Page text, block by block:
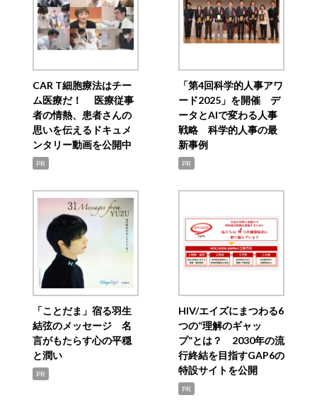
CAR T細胞療法はチー
ム医療だ！ 医療従事
者の情熱、患者さんの
思いを伝えるドキュメ
ンタリー動画を公開中
PR
「第4回科学的人事アワ
ード2025」を開催 デ
ータとAIで変わる人事
戦略 科学的人事の最
新事例
PR
「ことだま」宿る羽生
結弦のメッセージ 名
言がもたらす心の平穏
と潤い
PR
HIV/エイズにまつわる6
つの“理解のギャッ
プ”とは？ 2030年の流
行終結を目指すGAP6の
特設サイトを公開
PR